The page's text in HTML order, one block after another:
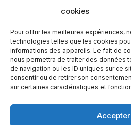
cookies
Pour offrir les meilleures expériences,
technologies telles que les cookies
informations des appareils. Le fait de
nous permettra de traiter des données
de navigation ou les ID uniques sur ce
consentir ou de retirer son
sur certaines caractéristiques et
Accepter
EQUILIBIOS FORMATION Inc. 5748
H1Y 2J9